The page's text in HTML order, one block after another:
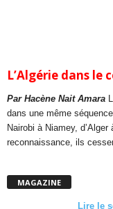
L’Algérie dans le
Par Hacène Nait Amara
dans une même
Nairobi à Niamey,
reconnaissance, ils
MAGAZINE
Lire le